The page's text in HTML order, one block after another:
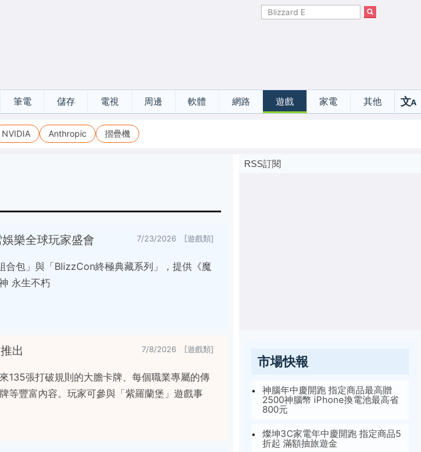
筆電 儲存 電視 周邊 軟體 網路 遊戲 家電 其他 文A
NVIDIA Anthropic 摺疊機
樂全球玩家盛會 7/23/2026 [遊戲類]
包」與「BlizzCon終極典藏系列」，提供《魔
永生不朽
出 7/8/2026 [遊戲類]
135張打破規則的大膽卡牌、每個職業專屬的傳
等豐富內容。玩家可參與「紫羅蘭堡」遊戲事
RSS訂閱
市場快報
神腦年中慶開跑 指定商品最高贈
2500神腦幣 iPhone換電池最高省
800元
燦坤3C家電年中慶開跑 指定商品5
折起 滿額抽旅遊金